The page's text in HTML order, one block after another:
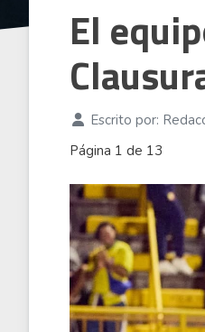
El
Escrito por:
Página 1 de 13